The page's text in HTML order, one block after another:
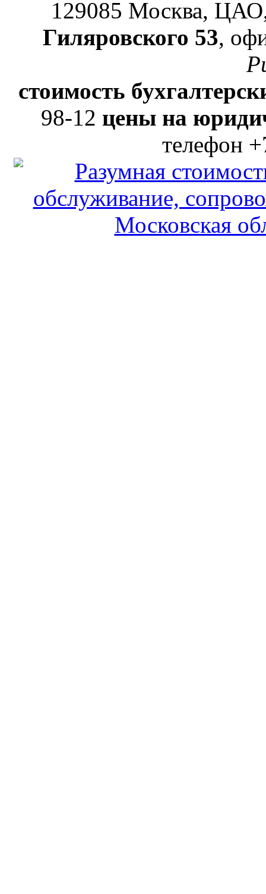
129085 Москва,
Гиляровского 53,
стоимость
98-12 цены на
телефон